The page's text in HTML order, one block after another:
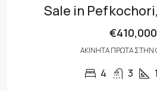
Sale in
€410,000
ΑΚΊΝΗΤΑ ΠΡΏΤΑ ΣΤΗΝ
4 3